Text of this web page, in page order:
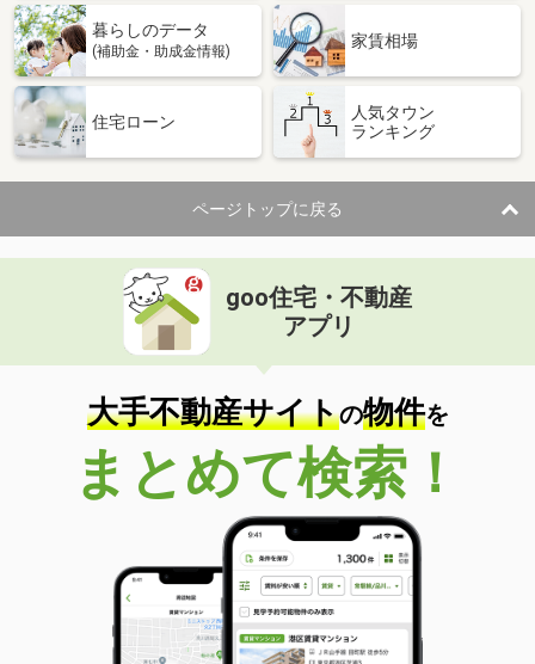
暮らしのデータ
(補助金・助成金情報)
家賃相場
住宅ローン
人気タウン
ランキング
ページトップに戻る
goo住宅・不動産
アプリ
大手不動産サイトの物件を
まとめて検索！